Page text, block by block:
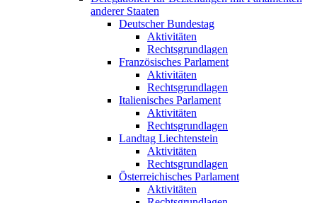
anderer Staaten
Deutscher Bundestag
Aktivitäten
Rechtsgrundlagen
Französisches Parlament
Aktivitäten
Rechtsgrundlagen
Italienisches Parlament
Aktivitäten
Rechtsgrundlagen
Landtag Liechtenstein
Aktivitäten
Rechtsgrundlagen
Österreichisches Parlament
Aktivitäten